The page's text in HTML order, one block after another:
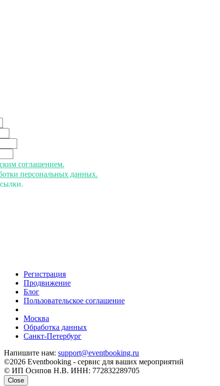
соглашением.
персональных данных.
Регистрация
Продвижение
Блог
Пользовательское соглашение
Москва
Обработка данных
Санкт-Петербург
Напишите нам: support@eventbooking.ru
©2026 Eventbooking - сервис для ваших мероприятий
© ИП Осипов Н.В. ИНН: 772832289705
Close